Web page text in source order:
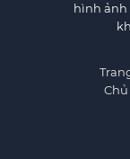
hình ảnh
Chủ